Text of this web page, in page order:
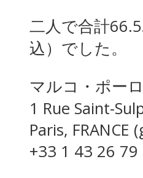
二人で合計
込）でした。
マルコ・ポー
1 Rue Saint-
Paris, FRANCE
+33 1 43 26 79